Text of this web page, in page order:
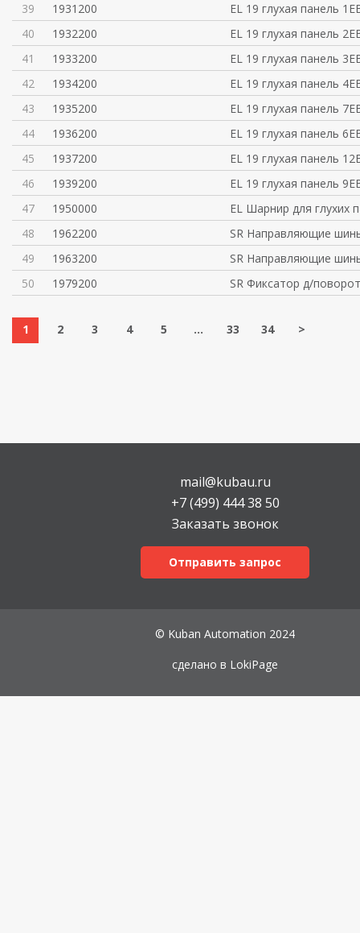
39
1931200
EL 19 глухая панель
40
1932200
EL 19 глухая панель
41
1933200
EL 19 глухая панель
42
1934200
EL 19 глухая панель
43
1935200
EL 19 глухая панель
44
1936200
EL 19 глухая панель
45
1937200
EL 19 глухая панель
46
1939200
EL 19 глухая панель
47
1950000
EL Шарнир для глухих
48
1962200
SR Направляющие
49
1963200
SR Направляющие
50
1979200 SR Фиксатор д/
1 2 3 4 5 ... 33 34 >
mail@kubau.ru
+7 (499) 444 38 50
Заказать звонок
Отправить запрос
© Kuban Automation 2024
сделано в LokiPage